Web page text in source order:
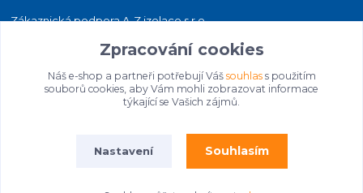
Zákaznická podpora A-Z izolace s.r.o.
jakubkaleta@azizolace.cz
Zpracování cookies
Náš e-shop a partneři potřebují Váš souhlass použitím
souborů cookies, aby Vám mohli zobrazovat informace
týkající se Vašich zájmů.
Nastavení Souhlasím